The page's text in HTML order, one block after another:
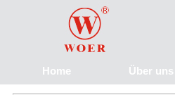
Home Über uns